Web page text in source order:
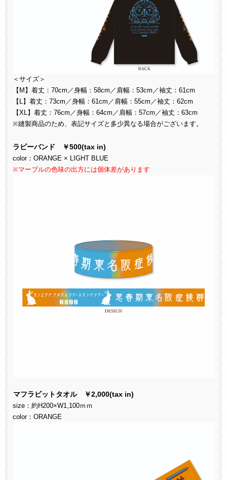
＜サイズ＞
【 M 】着丈： 70cm ／身幅： 58cm ／肩幅： 53cm ／袖丈： 61cm
【
】着丈： 73cm ／身幅： 61cm ／肩幅： 55cm ／袖丈： 62cm
【XL 】着丈： 76cm ／身幅： 64cm ／肩幅： 57cm ／袖丈： 63cm
※縫製商品のため、表記サイズと多少異なる場合がございます。
ラビーバンド ￥500(tax in)
color： ORANGE × LIGHT BLUE
※マーブルの色味の出方には個体差があります
マフラビットタオル ￥2,000(tax in)
size ：約 H200×W1,100ｍｍ
color： ORANGE